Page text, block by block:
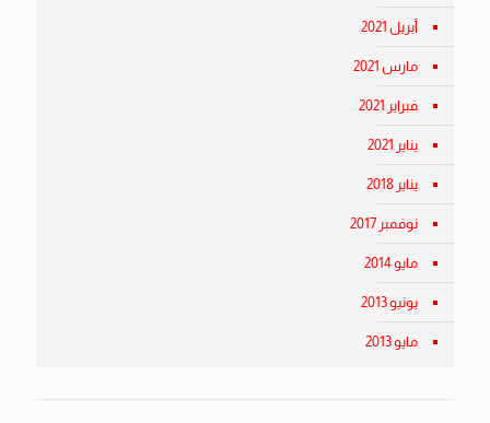
أبريل 2021
مارس 2021
فبراير 2021
يناير 2021
يناير 2018
نوفمبر 2017
مايو 2014
يونيو 2013
مايو 2013